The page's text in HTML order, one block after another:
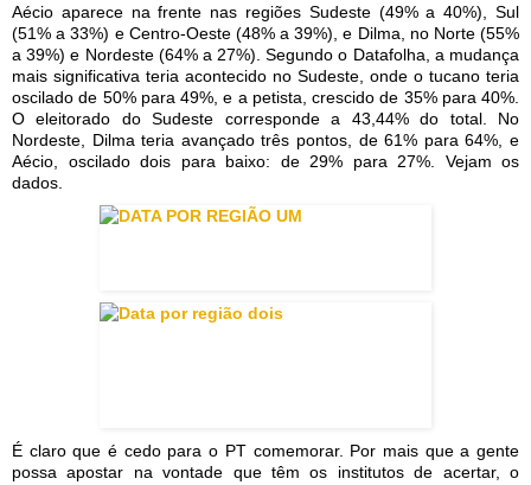
Aécio aparece na frente nas regiões Sudeste (49% a 40%), Sul
(51% a 33%) e Centro-Oeste (48% a 39%), e Dilma, no Norte (55%
a 39%) e Nordeste (64% a 27%). Segundo o Datafolha, a mudança
mais significativa teria acontecido no Sudeste, onde o tucano teria
oscilado de 50% para 49%, e a petista, crescido de 35% para 40%.
O eleitorado do Sudeste corresponde a 43,44% do total. No
Nordeste, Dilma teria avançado três pontos, de 61% para 64%, e
Aécio, oscilado dois para baixo: de 29% para 27%. Vejam os
dados.
É claro que é cedo para o PT comemorar. Por mais que a gente
possa apostar na vontade que têm os institutos de acertar, o